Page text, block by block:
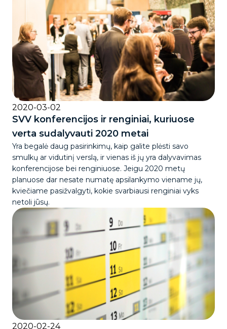
2020-03-02
SVV konferencijos ir renginiai, kuriuose
verta sudalyvauti 2020 metai
Yra begalė daug pasirinkimų, kaip galite plėsti savo
smulkų ar vidutinį verslą, ir vienas iš jų yra dalyvavimas
konferencijose bei renginiuose. Jeigu 2020 metų
planuose dar nesate numatę apsilankymo viename jų,
kviečiame pasižvalgyti, kokie svarbiausi renginiai vyks
netoli jūsų.
2020-02-24